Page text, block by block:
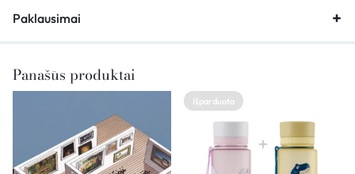
Paklausimai
Panašūs produktai
Išparduota